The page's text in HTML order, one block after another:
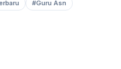
#Guru Asn